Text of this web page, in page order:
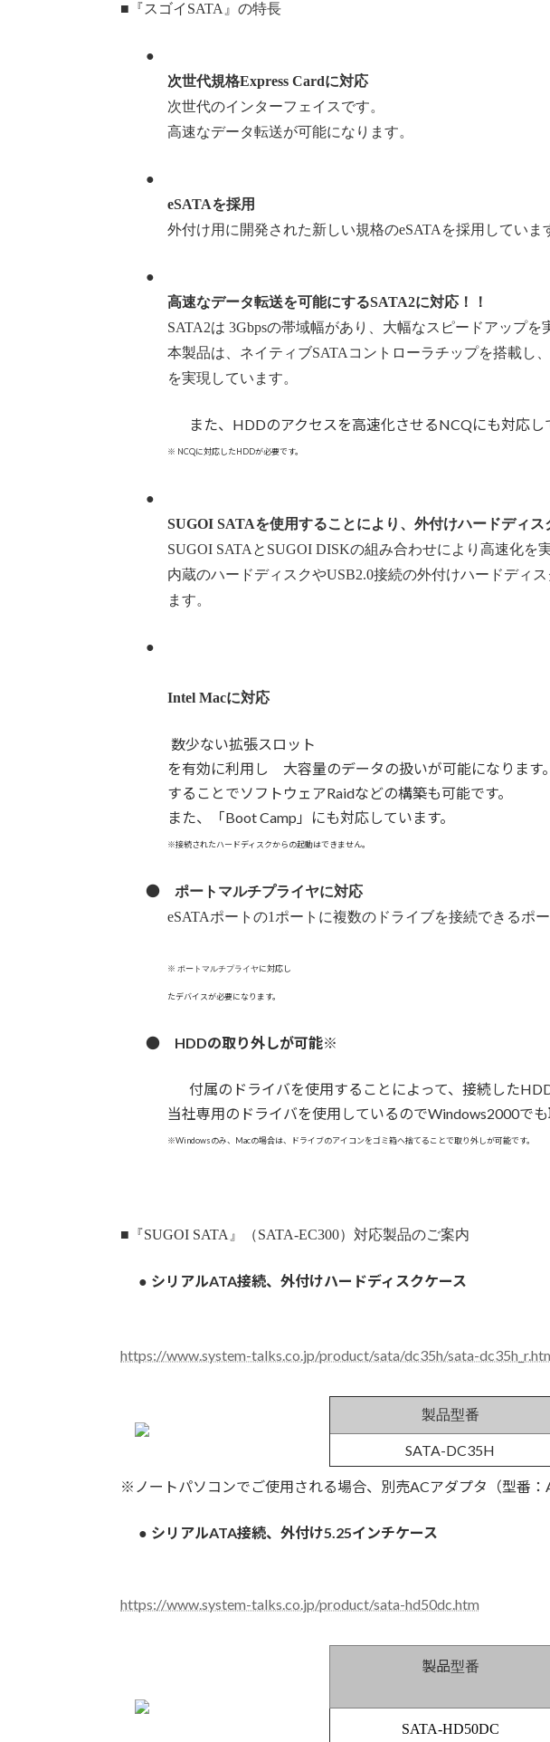
■『スゴイSATA』の特長
●
次世代規格Express Cardに対応
次世代のインターフェイスです。
高速なデータ転送が可能になります。
●
eSATAを採用
外付け用に開発された新しい規格のeSATAを採用していま
●
高速なデータ転送を可能にするSATA2に対応 ！！
SATA2は 3Gbpsの帯域幅があり、大幅なスピードアップを
本製品は、ネイティブSATAコントローラチップを搭載し
を実現しています。
また、HDDのアクセスを高速化させるNCQにも対応して
※ NCQに対応したHDDが必要です。
●
SUGOI SATAを使用することにより、外付けハードディス
SUGOI SATAとSUGOI DISKの組み合わせにより高速化を
内蔵のハードディスクやUSB2.0接続の外付けハードディ
ます。
●
Intel Macに対応
数少ない拡張スロット
を有効に利用し 大容量のデータの扱いが可能になりま
することでソフトウェアRaidなどの構築も可能です。
また、「Boot Camp」にも対応しています。
※接続されたハードディスクからの起動はできません。
●
ポートマルチプライヤに対応
eSATAポートの1ポートに複数のドライブを接続できるポ
※ ポートマルチプライヤに対応し
たデバイスが必要になります。
● HDDの取り外しが可能※
付属のドライバを使用することによって、接続したHDD
当社専用のドライバを使用しているのでWindows2000で
※Windowsのみ、Macの場合は、ドライブのアイコンをゴミ箱へ捨てることで取り外しが可能です。
■『SUGOI SATA』（SATA-EC300）対応製品のご案内
● シリアルATA接続、外付けハードディスクケース
https://www.system-talks.co.jp/product/sata/dc35h/sata-
製品型番
SATA-DC35H
※ノートパソコンでご使用される場合、別売ACアダプタ（型番：
● シリアルATA接続、外付け5.25インチケース
https://www.system-talks.co.jp/product/sata-hd50dc.htm
製品型番
SATA-HD50DC